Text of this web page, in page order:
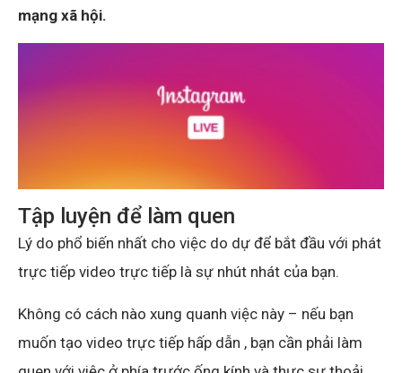
mạng xã hội.
Tập luyện để làm quen
Lý do phổ biến nhất cho việc do dự để bắt đầu với phát
trực tiếp video trực tiếp là sự nhút nhát của bạn.
Không có cách nào xung quanh việc này – nếu bạn
muốn tạo video trực tiếp hấp dẫn , bạn cần phải làm